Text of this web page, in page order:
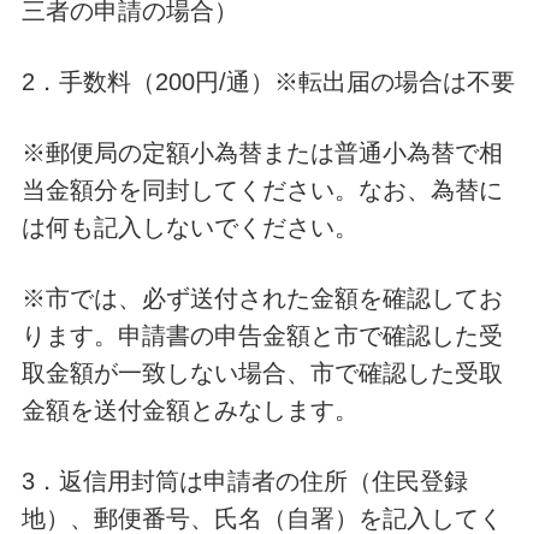
三者の申請の場合）
2．手数料（200円/通）※転出届の場合は不要
※郵便局の定額小為替または普通小為替で相
当金額分を同封してください。なお、為替に
は何も記入しないでください。
※市では、必ず送付された金額を確認してお
ります。申請書の申告金額と市で確認した受
取金額が一致しない場合、市で確認した受取
金額を送付金額とみなします。
3．返信用封筒は申請者の住所（住民登録
地）、郵便番号、氏名（自署）を記入してく